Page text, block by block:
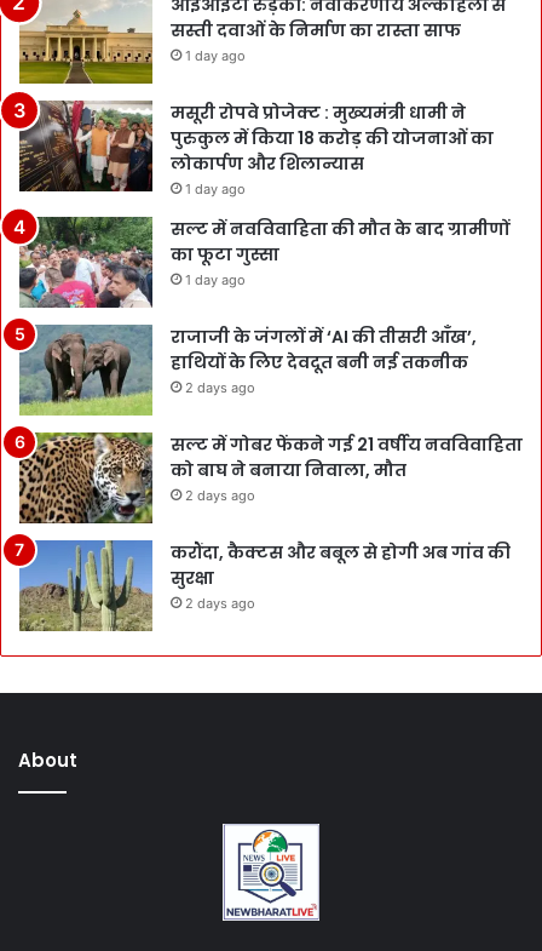
सस्ती दवाओं के निर्माण का रास्ता साफ
1 day ago
मसूरी रोपवे प्रोजेक्ट : मुख्‍यमंत्री धामी ने
पुरुकुल में किया 18 करोड़ की योजनाओं का
लोकार्पण और शिलान्यास
1 day ago
सल्ट में नवविवाहिता की मौत के बाद ग्रामीणों
का फूटा गुस्सा
1 day ago
राजाजी के जंगलों में ‘AI की तीसरी आँख’,
हाथियों के लिए देवदूत बनी नई तकनीक
2 days ago
सल्ट में गोबर फेंकने गई 21 वर्षीय नवविवाहिता
को बाघ ने बनाया निवाला, मौत
2 days ago
करौंदा, कैक्टस और बबूल से होगी अब गांव की
सुरक्षा
2 days ago
About